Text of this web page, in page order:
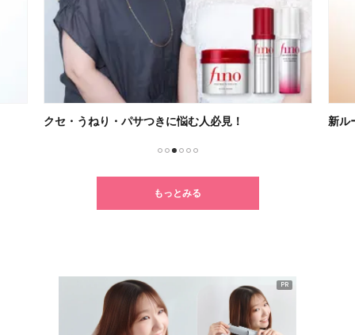
クセ・うねり・パサつきに悩む人必見！ 新ル
もっとみる
PR